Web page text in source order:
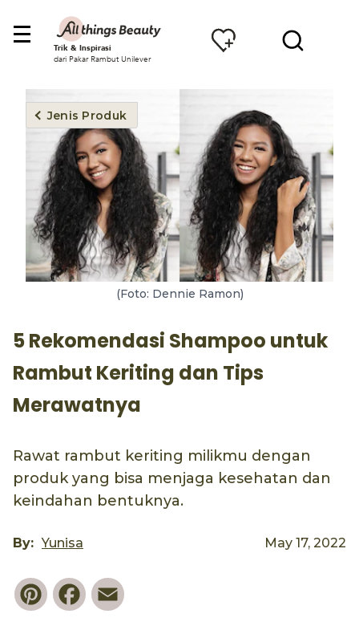
Trik & Inspirasi
dari Pakar Rambut Unilever
Jenis Produk
(Foto: Dennie Ramon)
5 Rekomendasi Shampoo untuk
Rambut Keriting dan Tips
Merawatnya
Rawat rambut keriting milikmu dengan
produk yang bisa menjaga kesehatan dan
keindahan bentuknya.
By: Yunisa May 17, 2022
PinterestFacebook